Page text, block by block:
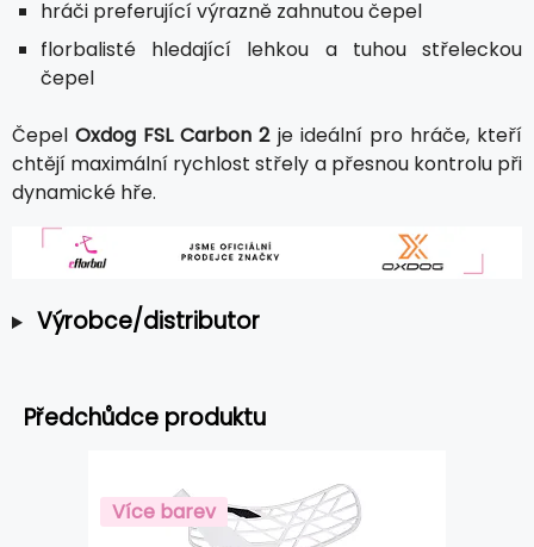
hráči preferující výrazně zahnutou čepel
florbalisté hledající lehkou a tuhou střeleckou
čepel
ČepelOxdog FSL Carbon 2je ideální pro hráče, kteří
chtějí maximální rychlost střely a přesnou kontrolu při
dynamické hře.
Výrobce/distributor
Předchůdce produktu
Více barev